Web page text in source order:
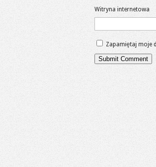
Witryna internetowa
Zapamiętaj moje